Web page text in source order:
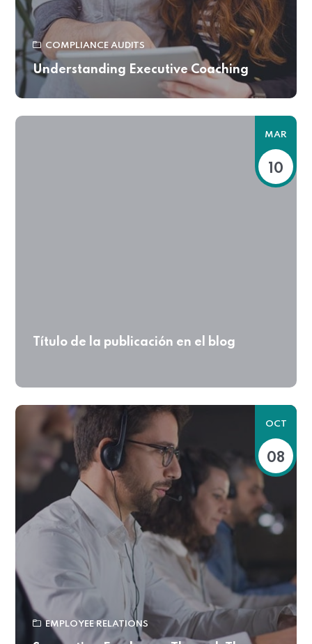
COMPLIANCE AUDITS
Understanding Executive Coaching
MAR
10
Título de la publicación en el blog
OCT
08
EMPLOYEE RELATIONS